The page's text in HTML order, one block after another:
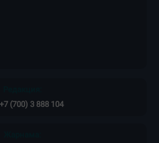
+7 (700) 3 888 104